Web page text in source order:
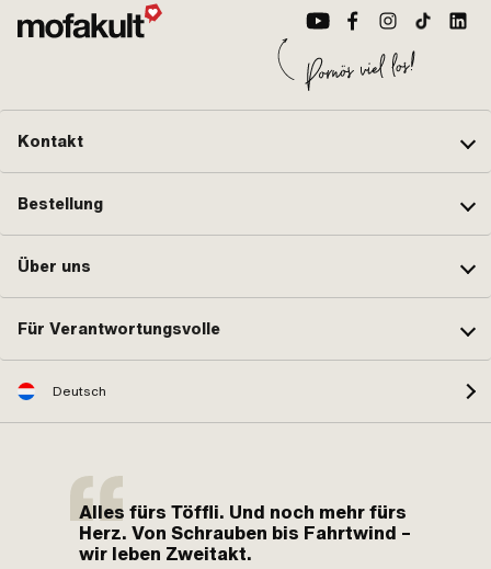
Kontakt
Bestellung
Über uns
Für Verantwortungsvolle
Deutsch
Alles fürs Töffli. Und noch mehr fürs
Herz. Von Schrauben bis Fahrtwind –
wir leben Zweitakt.